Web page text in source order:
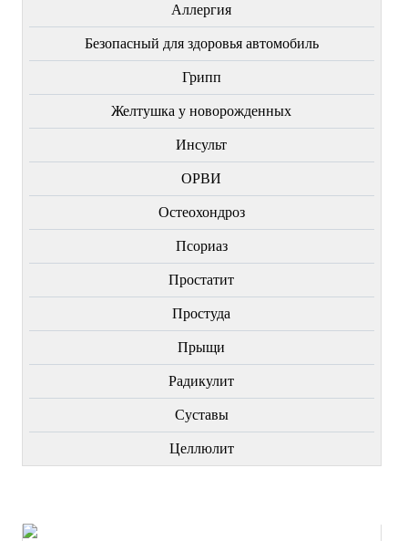
Аллергия
Безопасный для здоровья автомобиль
Грипп
Желтушка у новорожденных
Инсульт
ОРВИ
Остеохондроз
Пcориаз
Простатит
Простуда
Прыщи
Радикулит
Суставы
Целлюлит